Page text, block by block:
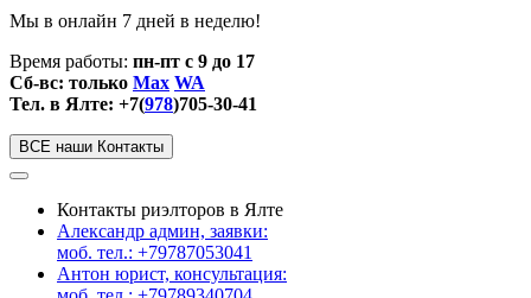
Мы в онлайн 7 дней в неделю!
Время работы: пн-пт с 9 до 17
Сб-вс: только Max WA
Тел. в Ялте: +7(978)705-30-41
ВСЕ наши Контакты
Контакты риэлторов в Ялте
Александр админ, заявки:
моб. тел.: +79787053041
Антон юрист, консультация: